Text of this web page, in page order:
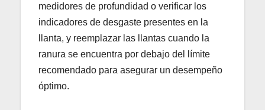
medidores de profundidad o verificar los
indicadores de desgaste presentes en la
llanta, y reemplazar las llantas cuando la
ranura se encuentra por debajo del límite
recomendado para asegurar un desempeño
óptimo.​